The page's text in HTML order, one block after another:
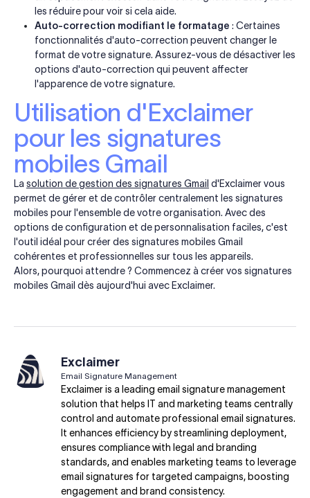
les réduire pour voir si cela aide.
Auto-correction modifiant le formatage : Certaines
fonctionnalités d'auto-correction peuvent changer le
format de votre signature. Assurez-vous de désactiver les
options d'auto-correction qui peuvent affecter
l'apparence de votre signature.
Utilisation d'Exclaimer
pour les signatures
mobiles Gmail
La solution de gestion des signatures Gmail d'Exclaimer vous
permet de gérer et de contrôler centralement les signatures
mobiles pour l'ensemble de votre organisation. Avec des
options de configuration et de personnalisation faciles, c'est
l'outil idéal pour créer des signatures mobiles Gmail
cohérentes et professionnelles sur tous les appareils.
Alors, pourquoi attendre ? Commencez à créer vos signatures
mobiles Gmail dès aujourd'hui avec Exclaimer.
Exclaimer
Email Signature Management
Exclaimer is a leading email signature management
solution that helps IT and marketing teams centrally
control and automate professional email signatures.
It enhances efficiency by streamlining deployment,
ensures compliance with legal and branding
standards, and enables marketing teams to leverage
email signatures for targeted campaigns, boosting
engagement and brand consistency.